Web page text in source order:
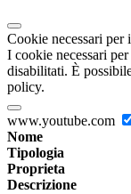
Cookie necessari per
I cookie necessari
disabilitati. È
policy.
www.youtube.com
Nome
Tipologia
Proprieta
Descrizione